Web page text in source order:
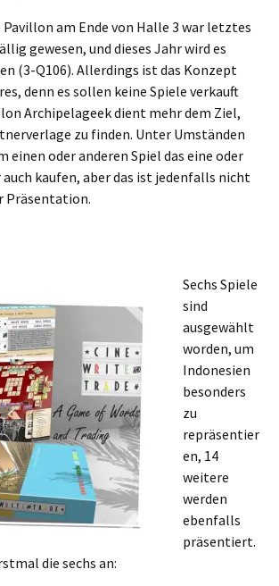
Pavillon am Ende von Halle 3 war letztes
gewesen, und dieses Jahr wird es
(3-Q106). Allerdings ist das Konzept
denn es sollen keine Spiele verkauft
Archipelageek dient mehr dem Ziel,
zu finden. Unter Umständen
einen oder anderen Spiel das eine oder
kaufen, aber das ist jedenfalls nicht
Präsentation.
Sechs Spiele
sind
ausgewählt
worden, um
Indonesien
besonders
zu
repräsentier
en, 14
weitere
werden
ebenfalls
präsentiert.
die sechs an: